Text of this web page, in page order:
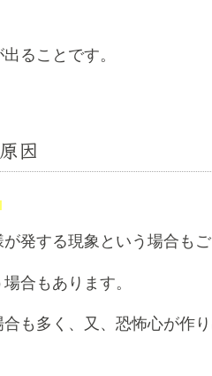
ることです。
因
発する現象という場合もご
合もあります。
も多く、又、恐怖心が作